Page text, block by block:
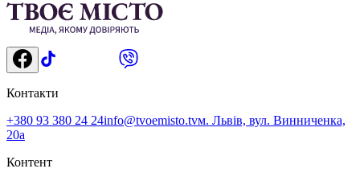
Контакти
+380 93 380 24 24info@tvoemisto.tvм. Львів, вул. Винниченка,
20а
Контент